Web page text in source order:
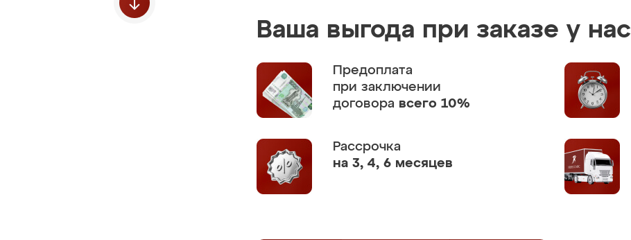
Ваша выгода при заказе у нас
Предоплата
при заключении
договора всего 10%
Рассрочка
на 3, 4, 6 месяцев